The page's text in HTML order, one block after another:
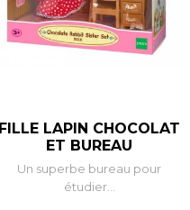
FILLE LAPIN CHOCOLAT
ET BUREAU
Un superbe bureau pour
étudier...